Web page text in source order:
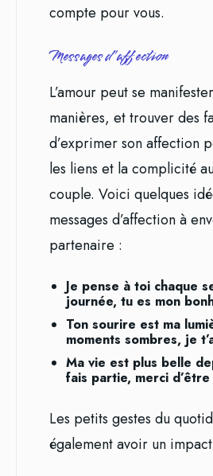
compte pour vous.
Messages d’affection
L’amour peut se
manières, et trouver des
d’exprimer son affection
les liens et la complicité
couple. Voici quelques
messages d’affection à
partenaire :
Je pense à toi chaque
journée, tu es mon
Ton sourire est ma
moments sombres, je
Ma vie est plus belle
fais partie, merci
Les petits gestes du
également avoir un